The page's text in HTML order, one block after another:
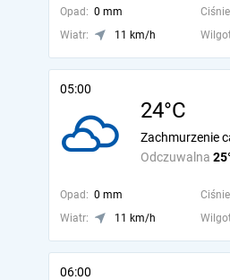
Opad: 0 mm
Wiatr:
11 km/h
05:00
24°C
Odczuwalna
Zachmurzenie
Opad: 0 mm
Wiatr:
11 km/h
06:00